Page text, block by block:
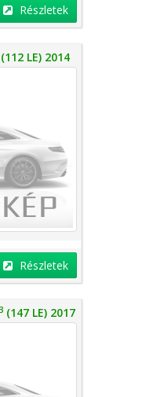
Részletek
(112 LE) 2014
Részletek
(147 LE) 2017